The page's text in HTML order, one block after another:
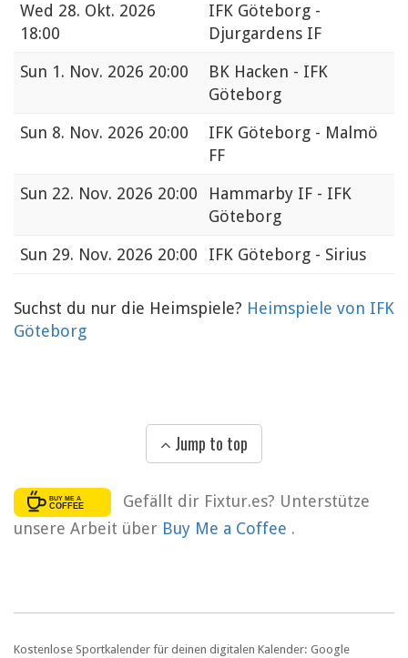
Wed 28. Okt. 2026
18:00
IFK Göteborg -
Djurgardens IF
Sun 1. Nov. 2026 20:00
BK Hacken - IFK
Göteborg
Sun 8. Nov. 2026 20:00
IFK Göteborg - Malmö
FF
Sun 22. Nov. 2026 20:00
Hammarby IF - IFK
Göteborg
Sun 29. Nov. 2026 20:00 IFK Göteborg - Sirius
Suchst du nur die Heimspiele? Heimspiele von IFK
Göteborg
Jump to top
Gefällt dir Fixtur.es? Unterstütze
unsere Arbeit über Buy Me a Coffee .
Kostenlose Sportkalender für deinen digitalen Kalender: Google